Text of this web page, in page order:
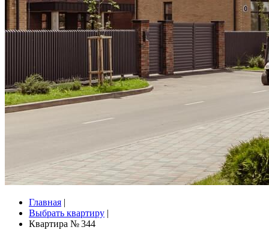
Главная |
Выбрать квартиру |
Квартира № 344